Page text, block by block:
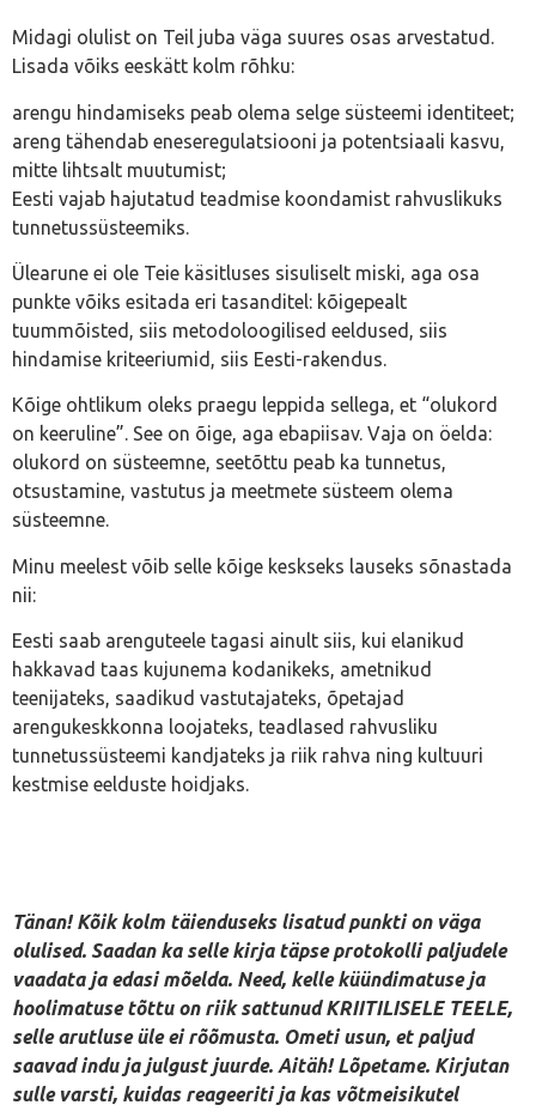
Midagi olulist on Teil juba väga suures osas arvestatud.
Lisada võiks eeskätt kolm rõhku:
arengu hindamiseks peab olema selge süsteemi identiteet;
areng tähendab eneseregulatsiooni ja potentsiaali kasvu,
mitte lihtsalt muutumist;
Eesti vajab hajutatud teadmise koondamist rahvuslikuks
tunnetussüsteemiks.
Ülearune ei ole Teie käsitluses sisuliselt miski, aga osa
punkte võiks esitada eri tasanditel: kõigepealt
tuummõisted, siis metodoloogilised eeldused, siis
hindamise kriteeriumid, siis Eesti-rakendus.
Kõige ohtlikum oleks praegu leppida sellega, et “olukord
on keeruline”. See on õige, aga ebapiisav. Vaja on öelda:
olukord on süsteemne, seetõttu peab ka tunnetus,
otsustamine, vastutus ja meetmete süsteem olema
süsteemne.
Minu meelest võib selle kõige keskseks lauseks sõnastada
nii:
Eesti saab arenguteele tagasi ainult siis, kui elanikud
hakkavad taas kujunema kodanikeks, ametnikud
teenijateks, saadikud vastutajateks, õpetajad
arengukeskkonna loojateks, teadlased rahvusliku
tunnetussüsteemi kandjateks ja riik rahva ning kultuuri
kestmise eelduste hoidjaks.
Tänan! Kõik kolm täienduseks lisatud punkti on väga
olulised. Saadan ka selle kirja täpse protokolli paljudele
vaadata ja edasi mõelda. Need, kelle küündimatuse ja
hoolimatuse tõttu on riik sattunud KRIITILISELE TEELE,
selle arutluse üle ei rõõmusta. Ometi usun, et paljud
saavad indu ja julgust juurde. Aitäh! Lõpetame. Kirjutan
sulle varsti, kuidas reageeriti ja kas võtmeisikutel